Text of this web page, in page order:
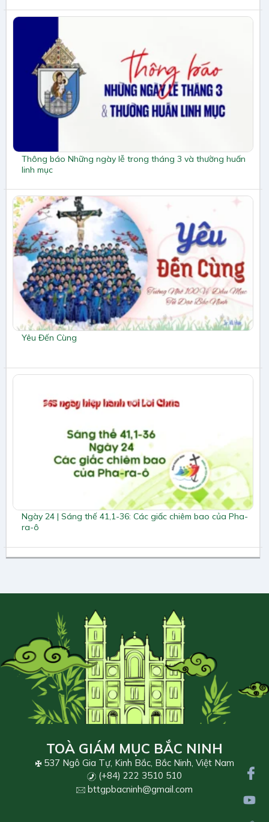
Thông báo Những ngày lễ trong tháng 3 và thường huấn
linh mục
Yêu Đến Cùng
Ngày 24 | Sáng thế 41,1-36: Các giấc chiêm bao của Pha-
ra-ô
TOÀ GIÁM MỤC BẮC NINH
537 Ngô Gia Tự, Kinh Bắc, Bắc Ninh, Việt Nam
(+84) 222 3510 510
bttgpbacninh@gmail.com